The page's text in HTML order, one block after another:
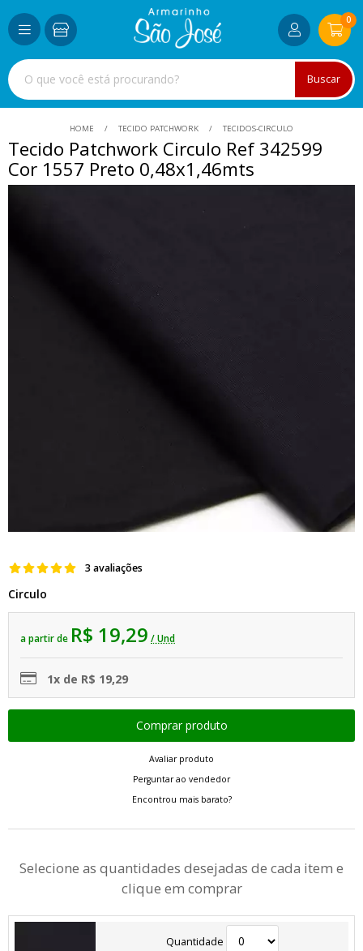
Buscar
0
HOME TECIDO PATCHWORK TECIDOS-CIRCULO
Tecido Patchwork Circulo Ref 342599
Cor 1557 Preto 0,48x1,46mts
3 avaliações
Circulo
a partir de R$ 19,29 / Und
1x de R$ 19,29
Avaliar produto
Perguntar ao vendedor
Encontrou mais barato?
Selecione as quantidades desejadas de cada item e
clique em comprar
Quantidade